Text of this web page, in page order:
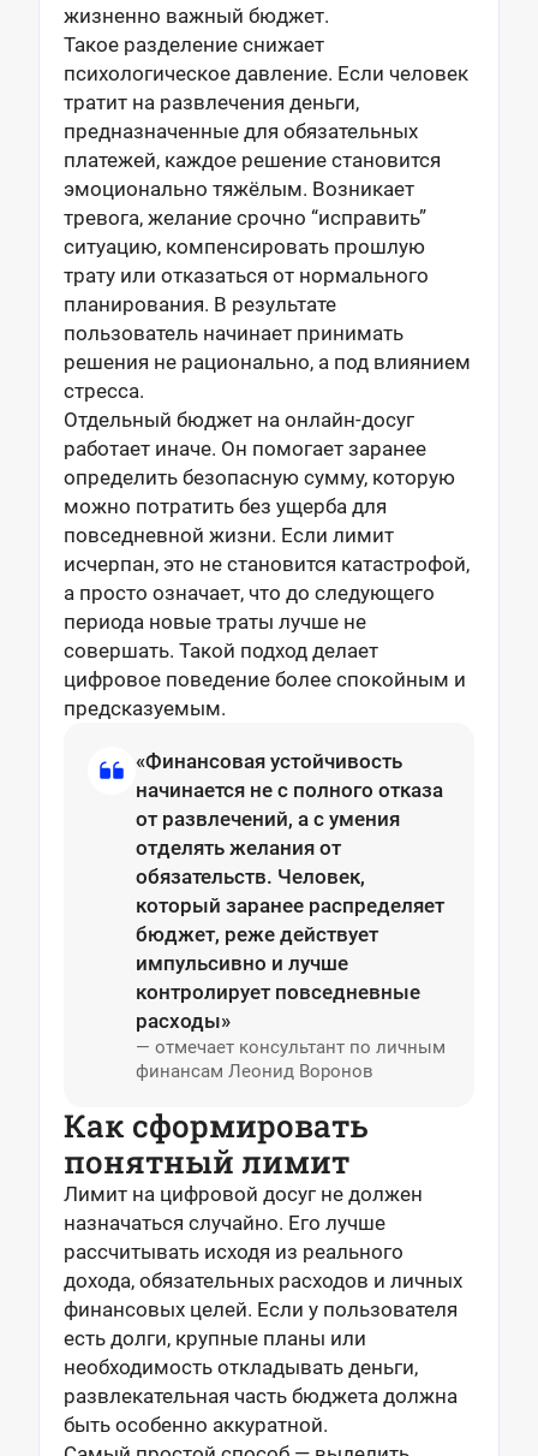
жизненно важный бюджет.
Такое разделение снижает
психологическое давление. Если человек
тратит на развлечения деньги,
предназначенные для обязательных
платежей, каждое решение становится
эмоционально тяжёлым. Возникает
тревога, желание срочно “исправить”
ситуацию, компенсировать прошлую
трату или отказаться от нормального
планирования. В результате
пользователь начинает принимать
решения не рационально, а под влиянием
стресса.
Отдельный бюджет на онлайн-досуг
работает иначе. Он помогает заранее
определить безопасную сумму, которую
можно потратить без ущерба для
повседневной жизни. Если лимит
исчерпан, это не становится катастрофой,
а просто означает, что до следующего
периода новые траты лучше не
совершать. Такой подход делает
цифровое поведение более спокойным и
предсказуемым.
«Финансовая устойчивость
начинается не с полного отказа
от развлечений, а с умения
отделять желания от
обязательств. Человек,
который заранее распределяет
бюджет, реже действует
импульсивно и лучше
контролирует повседневные
расходы»
— отмечает консультант по личным
финансам Леонид Воронов
Как сформировать
понятный лимит
Лимит на цифровой досуг не должен
назначаться случайно. Его лучше
рассчитывать исходя из реального
дохода, обязательных расходов и личных
финансовых целей. Если у пользователя
есть долги, крупные планы или
необходимость откладывать деньги,
развлекательная часть бюджета должна
быть особенно аккуратной.